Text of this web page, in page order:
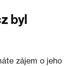
byl
zájem o jeho